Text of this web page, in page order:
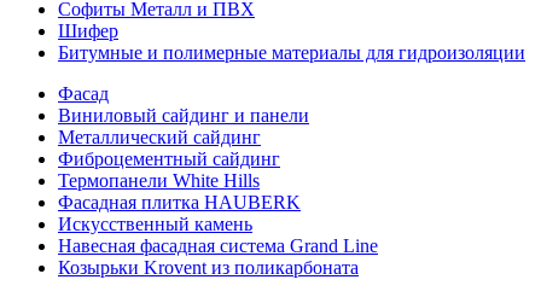
Софиты Металл и ПВХ
Шифер
Битумные и полимерные материалы для гидроизоляции
Фасад
Виниловый сайдинг и панели
Металлический сайдинг
Фиброцементный сайдинг
Термопанели White Hills
Фасадная плитка HAUBERK
Искусственный камень
Навесная фасадная система Grand Line
Козырьки Krovent из поликарбоната